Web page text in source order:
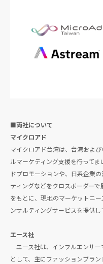
■両社について
マイクロアド
マイクロアド台湾は、台湾およ
ルマーケティング支援を行って
ドプロモーションや、日系企業
ティングなどをクロスボーダー
をもとに、現地のマーケットニ
ンサルティングサービスを提供し
エース社
エース社は、インフルエンサー
として、主にファッションブラ